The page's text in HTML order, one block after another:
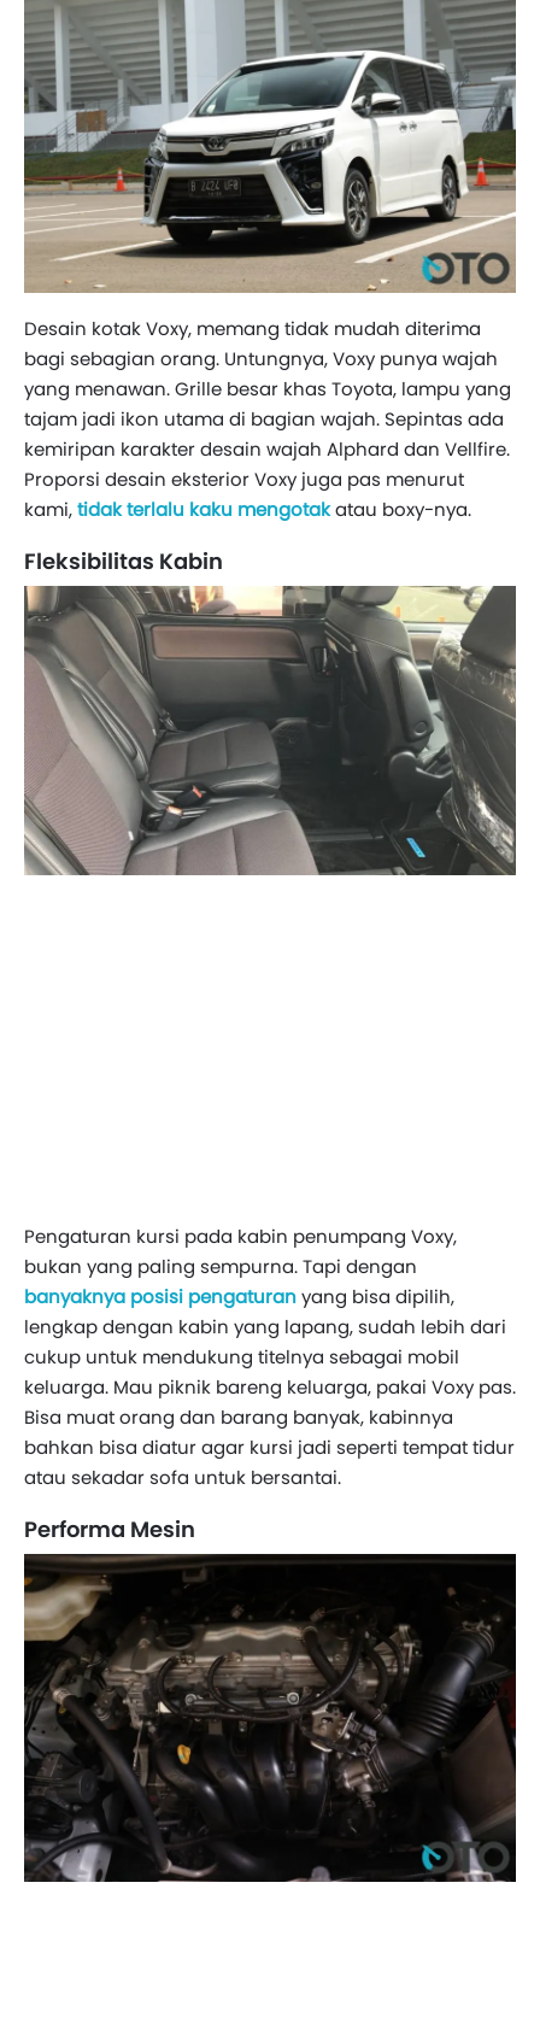
Desain kotak Voxy, memang tidak mudah diterima
bagi sebagian orang. Untungnya, Voxy punya wajah
yang menawan. Grille besar khas Toyota, lampu yang
tajam jadi ikon utama di bagian wajah. Sepintas ada
kemiripan karakter desain wajah Alphard dan Vellfire.
Proporsi desain eksterior Voxy juga pas menurut
kami,tidak terlalu kaku mengotakatau boxy-nya.
Fleksibilitas Kabin
Pengaturan kursi pada kabin penumpang Voxy,
bukan yang paling sempurna. Tapi dengan
banyaknya posisi pengaturanyang bisa dipilih,
lengkap dengan kabin yang lapang, sudah lebih dari
cukup untuk mendukung titelnya sebagai mobil
keluarga. Mau piknik bareng keluarga, pakai Voxy pas.
Bisa muat orang dan barang banyak, kabinnya
bahkan bisa diatur agar kursi jadi seperti tempat tidur
atau sekadar sofa untuk bersantai.
Performa Mesin